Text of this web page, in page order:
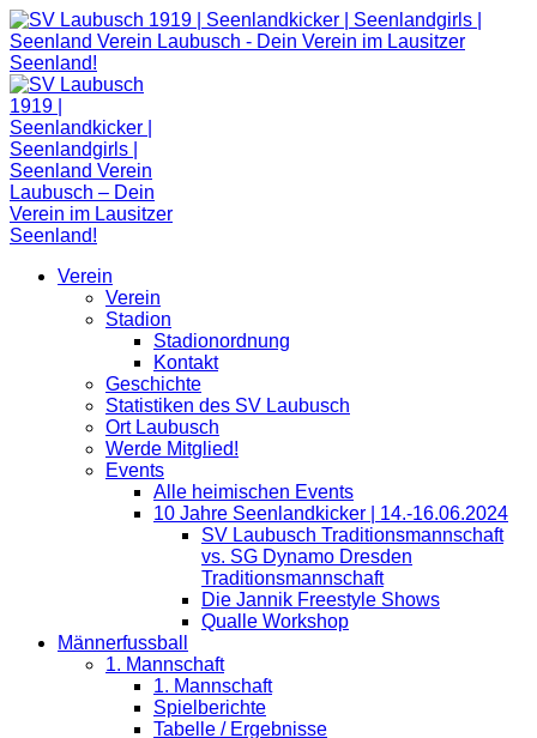
Zum
Inhalt
springen
Verein
Verein
Stadion
Stadionordnung
Kontakt
Geschichte
Statistiken des SV Laubusch
Ort Laubusch
Werde Mitglied!
Events
Alle heimischen Events
10 Jahre Seenlandkicker | 14.-16.06.2024
SV Laubusch Traditionsmannschaft
vs. SG Dynamo Dresden
Traditionsmannschaft
Die Jannik Freestyle Shows
Qualle Workshop
Männerfussball
1. Mannschaft
1. Mannschaft
Spielberichte
Tabelle / Ergebnisse